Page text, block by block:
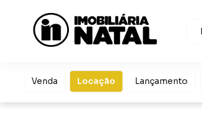
Venda Locação Lançamento